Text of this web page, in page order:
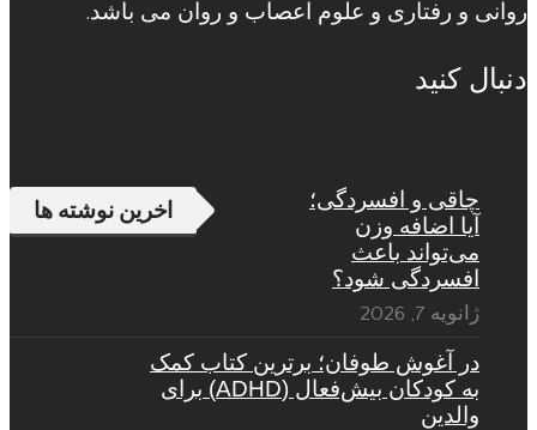
روانی و رفتاری و علوم اعصاب و روان می باشد.
دنبال کنید
اخرین نوشته ها
چاقی و افسردگی؛
آیا اضافه وزن
می‌تواند باعث
افسردگی شود؟
ژانویه 7, 2026
در آغوش طوفان؛ برترین کتاب کمک
به کودکان بیش‌فعال (ADHD) برای
والدین